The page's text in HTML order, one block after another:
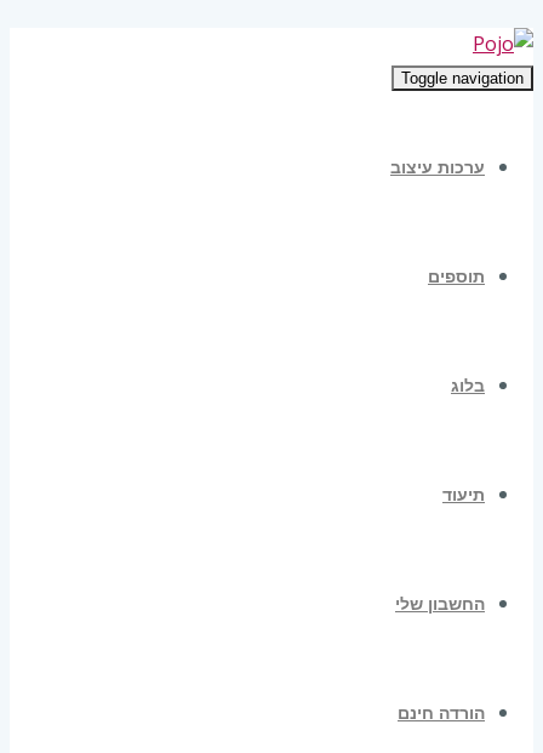
Toggle navigation
ערכות עיצוב
תוספים
בלוג
תיעוד
החשבון שלי
הורדה חינם